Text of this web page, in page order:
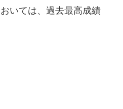
いては、過去最高成績